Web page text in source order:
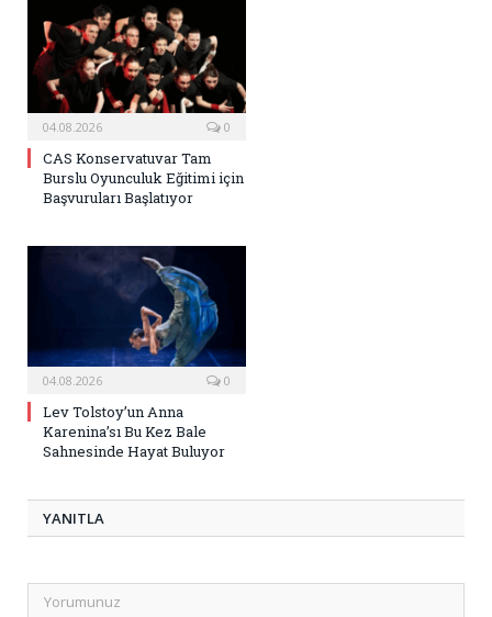
04.08.2026 0
CAS Konservatuvar Tam
Burslu Oyunculuk Eğitimi için
Başvuruları Başlatıyor
04.08.2026 0
Lev Tolstoy’un Anna
Karenina’sı Bu Kez Bale
Sahnesinde Hayat Buluyor
YANITLA